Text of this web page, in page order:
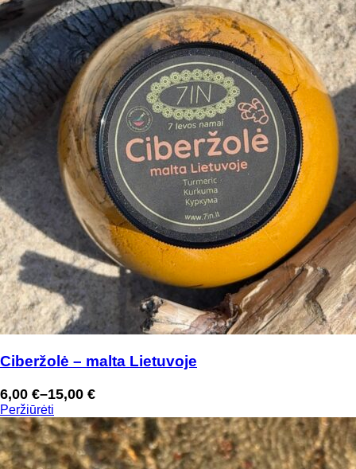
Ciberžolė – malta Lietuvoje
6,00 €–15,00 €
Price
range:
6,00 €
through
Peržiūrėti